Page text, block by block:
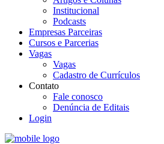
Institucional
Podcasts
Empresas Parceiras
Cursos e Parcerias
Vagas
Vagas
Cadastro de Currículos
Contato
Fale conosco
Denúncia de Editais
Login